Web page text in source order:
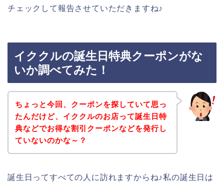
チェックして報告させていただきますね♪
イククルの誕生日特典クーポンがな
いか調べてみた！
ちょっと今回、クーポンを探していて思っ
たんだけど、イククルのお店って誕生日特
典などでお得な割引クーポンなどを発行し
ていないのかな～？
誕生日ってすべての人に訪れますからね♪私の誕生日は